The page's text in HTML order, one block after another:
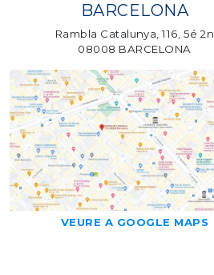
BARCELONA
Rambla Catalunya, 116, 5é 2n
08008 BARCELONA
VEURE A GOOGLE MAPS